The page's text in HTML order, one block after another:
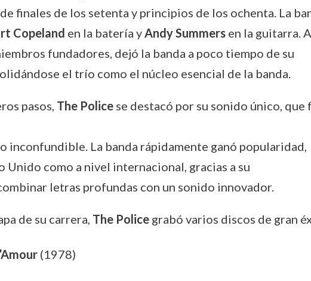
finales de los setenta y principios de los ochenta. La
Copeland en la batería yAndy Summersen la guitarra.
fundadores, dejó la banda a poco tiempo de su
el trío como el núcleo esencial de la banda.
pasos, The Policese destacó por su sonido único, que
inconfundible. La banda rápidamente ganó popularidad,
Unido como a nivel internacional, gracias a su
letras profundas con un sonido innovador.
de su carrera, The Policegrabó varios discos de gran
(1978)